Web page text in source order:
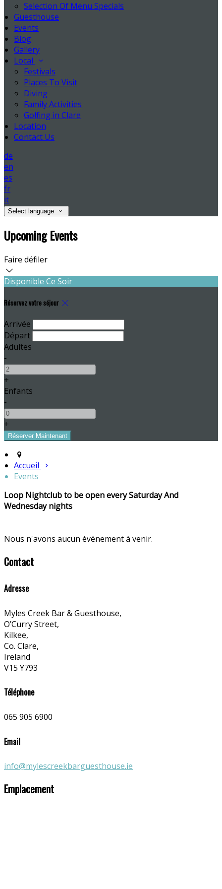
Selection Of Menu Specials
Guesthouse
Events
Blog
Gallery
Local
Festivals
Places To Visit
Diving
Family Activities
Golfing in Clare
Location
Contact Us
de
en
es
fr
it
Select language
Upcoming Events
Faire défiler
Disponible Ce Soir
Réservez votre séjour
Arrivée
Départ
Adultes
-
+
Enfants
-
+
Accueil
Events
Loop Nightclub to be open every Saturday And
Wednesday nights
Nous n'avons aucun événement à venir.
Contact
Adresse
Myles Creek Bar & Guesthouse,
O’Curry Street,
Kilkee,
Co. Clare,
Ireland
V15 Y793
Téléphone
065 905 6900
Email
info@mylescreekbarguesthouse.ie
Emplacement